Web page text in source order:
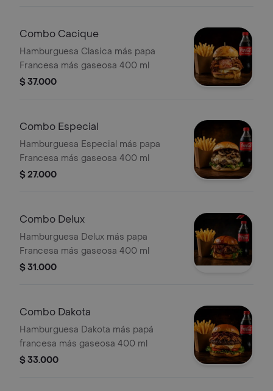
Combo Cacique
Hamburguesa Clasica más papa
Francesa más gaseosa 400 ml
$ 37.000
Combo Especial
Hamburguesa Especial más papa
Francesa más gaseosa 400 ml
$ 27.000
Combo Delux
Hamburguesa Delux más papa
Francesa más gaseosa 400 ml
$ 31.000
Combo Dakota
Hamburguesa Dakota más papá
francesa más gaseosa 400 ml
$ 33.000